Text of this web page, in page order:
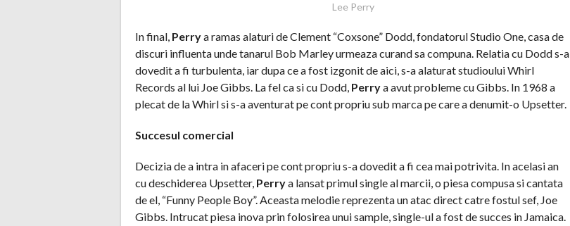
Lee Perry
In final, Perrya ramas alaturi de Clement “Coxsone” Dodd, fondatorul Studio One, casa de
discuri influenta unde tanarul Bob Marley urmeaza curand sa compuna. Relatia cu Dodd s-a
dovedit a fi turbulenta, iar dupa ce a fost izgonit de aici, s-a alaturat studioului Whirl
Records al lui Joe Gibbs. La fel ca si cu Dodd, Perrya avut probleme cu Gibbs. In 1968 a
plecat de la Whirl si s-a aventurat pe cont propriu sub marca pe care a denumit-o Upsetter.
Succesul comercial
Decizia de a intra in afaceri pe cont propriu s-a dovedit a fi cea mai potrivita. In acelasi an
cu deschiderea Upsetter, Perrya lansat primul single al marcii, o piesa compusa si cantata
de el, “Funny People Boy”. Aceasta melodie reprezenta un atac direct catre fostul sef, Joe
Gibbs. Intrucat piesa inova prin folosirea unui sample, single-ul a fost de succes in Jamaica.